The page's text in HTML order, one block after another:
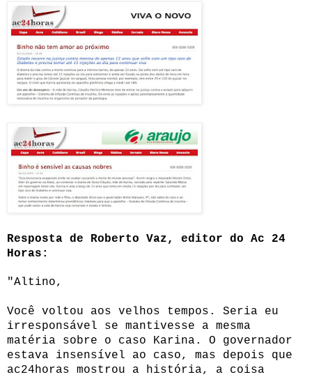
Resposta de Roberto Vaz, editor do Ac 24
Horas:
"Altino,
Você voltou aos velhos tempos. Seria eu
irresponsável se mantivesse a mesma
matéria sobre o caso Karina. O governador
estava insensível ao caso, mas depois que
ac24horas mostrou a história, a coisa